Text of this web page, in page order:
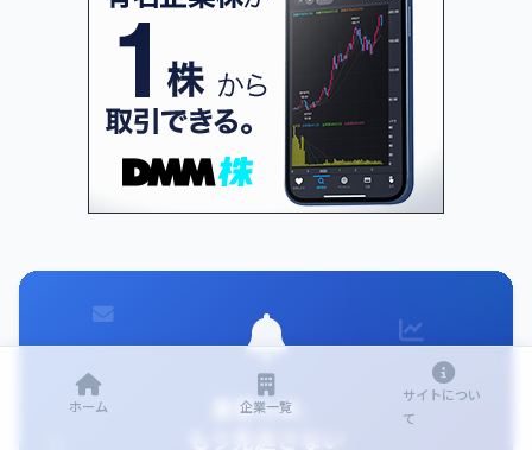
重要なIR、
もう見逃さない
ホーム 企業一覧
サイトについ
て